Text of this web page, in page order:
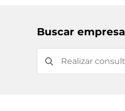
Buscar empresa